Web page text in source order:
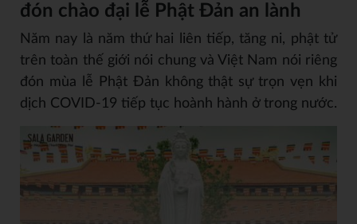
đón chào đại lễ Phật Đản an lành
Năm nay là năm thứ hai liên tiếp, tăng ni, phật tử
trên toàn thế giới nói chung và Việt Nam nói riêng
đón mùa lễ Phật Đản không thật sự trọn vẹn khi
dịch COVID-19 tiếp tục hoành hành ở trong nước.